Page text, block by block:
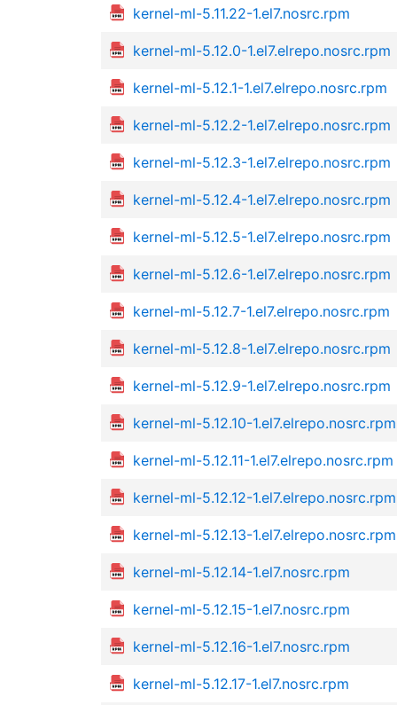
kernel-ml-5.11.22-1.el7.nosrc.rpm
kernel-ml-5.12.0-1.el7.elrepo.nosrc.rpm
kernel-ml-5.12.1-1.el7.elrepo.nosrc.rpm
kernel-ml-5.12.2-1.el7.elrepo.nosrc.rpm
kernel-ml-5.12.3-1.el7.elrepo.nosrc.rpm
kernel-ml-5.12.4-1.el7.elrepo.nosrc.rpm
kernel-ml-5.12.5-1.el7.elrepo.nosrc.rpm
kernel-ml-5.12.6-1.el7.elrepo.nosrc.rpm
kernel-ml-5.12.7-1.el7.elrepo.nosrc.rpm
kernel-ml-5.12.8-1.el7.elrepo.nosrc.rpm
kernel-ml-5.12.9-1.el7.elrepo.nosrc.rpm
kernel-ml-5.12.10-1.el7.elrepo.nosrc.rpm
kernel-ml-5.12.11-1.el7.elrepo.nosrc.rpm
kernel-ml-5.12.12-1.el7.elrepo.nosrc.rpm
kernel-ml-5.12.13-1.el7.elrepo.nosrc.rpm
kernel-ml-5.12.14-1.el7.nosrc.rpm
kernel-ml-5.12.15-1.el7.nosrc.rpm
kernel-ml-5.12.16-1.el7.nosrc.rpm
kernel-ml-5.12.17-1.el7.nosrc.rpm